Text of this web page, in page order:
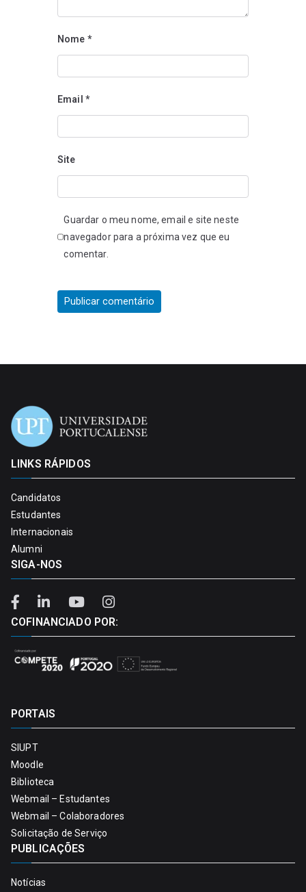
Nome *
Email *
Site
Guardar o meu nome, email e site neste
navegador para a próxima vez que eu
comentar.
LINKS RÁPIDOS
Candidatos
Estudantes
Internacionais
Alumni
SIGA-NOS
COFINANCIADO POR:
PORTAIS
SIUPT
Moodle
Biblioteca
Webmail – Estudantes
Webmail – Colaboradores
Solicitação de Serviço
PUBLICAÇÕES
Notícias